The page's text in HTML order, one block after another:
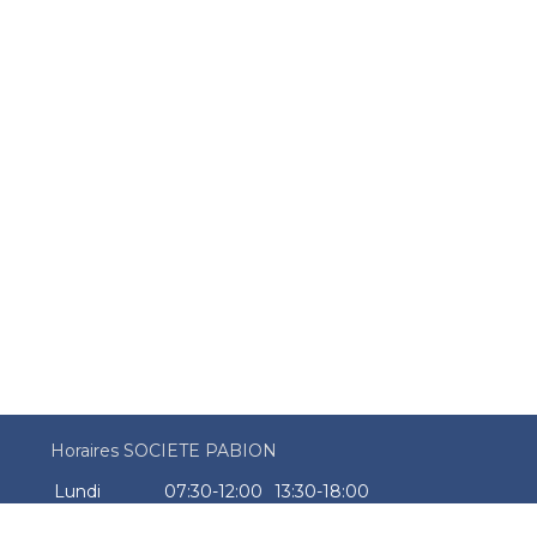
Horaires SOCIETE PABION
Lundi
07:30-12:00
13:30-18:00